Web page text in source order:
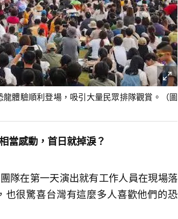
體驗順利登場，吸引大量民眾排隊觀賞。（圖
當感動，首日就掉淚？
隊在第一天演出就有工作人員在現場落
也很驚喜台灣有這麼多人喜歡他們的恐